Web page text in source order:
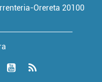
Orereta 20100